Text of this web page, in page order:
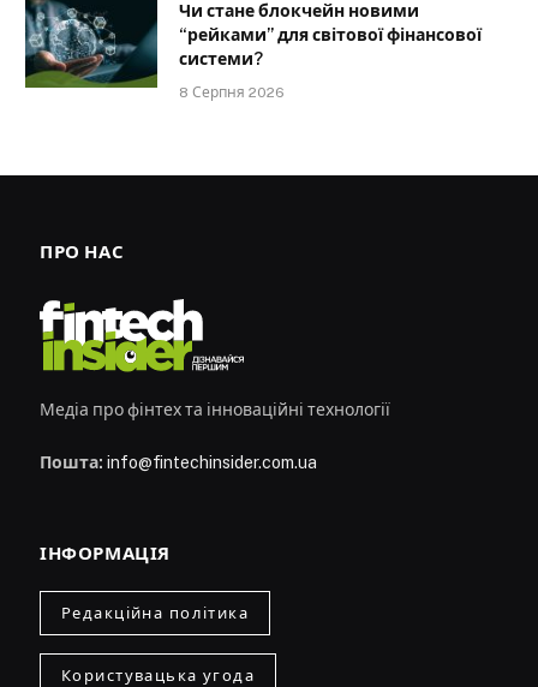
Чи стане блокчейн новими
“рейками” для світової фінансової
системи?
8 Серпня 2026
ПРО НАС
Медіа про фінтех та інноваційні технології
Пошта: info@fintechinsider.com.ua
ІНФОРМАЦІЯ
Редакційна політика
Користувацька угода